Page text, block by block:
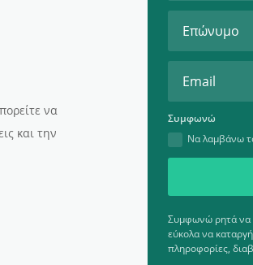
να
και την
Συμφωνώ
Να λαμβάνω
Συμφωνώ ρητά να
εύκολα να
πληροφορίες,